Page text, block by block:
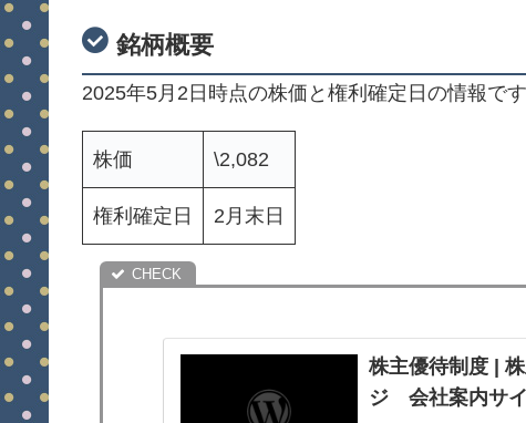
銘柄概要
2025年5月2日時点の株価と権利確定日の情報です
株価 \2,082
権利確定日 2月末日
株主優待制度 |
ジ 会社案内サ